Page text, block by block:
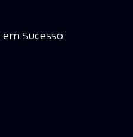
Sucesso